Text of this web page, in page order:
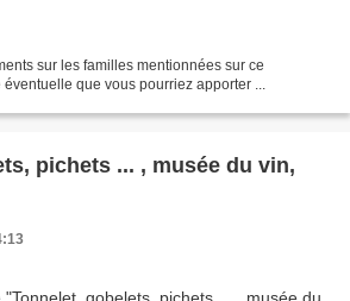
sur les familles mentionnées sur ce
que vous pourriez apporter ...
pichets ... , musée du vin,